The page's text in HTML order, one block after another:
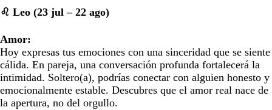
♌ Leo (23 jul – 22 ago)
Amor:
Hoy expresas tus emociones con una sinceridad que se siente
cálida. En pareja, una conversación profunda fortalecerá la
intimidad. Soltero(a), podrías conectar con alguien honesto y
emocionalmente estable. Descubres que el amor real nace de
la apertura, no del orgullo.